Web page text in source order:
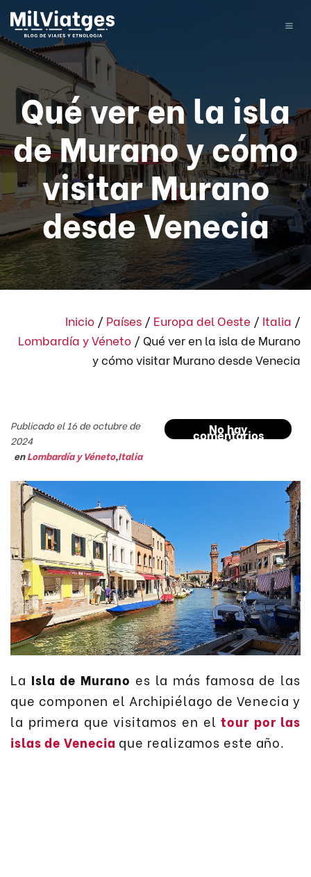
Qué ver en la isla
de Murano y cómo
visitar Murano
desde Venecia
Inicio / Países / Europa del Oeste / Italia /
Lombardía y Véneto / Qué ver en la isla de Murano
y cómo visitar Murano desde Venecia
No hay
comentarios
Publicado el 16 de octubre de
2024
enLombardía y Véneto,Italia
La Isla de Murano es la más famosa de las
que componen el Archipiélago de Venecia y
la primera que visitamos en eltour por las
islas de Venecia que realizamos este año.